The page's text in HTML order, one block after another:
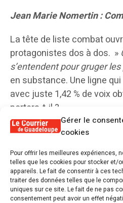
Gérer le
cookies
Pour offrir les meilleures expériences,
telles que les cookies pour stocker et/
appareils. Le fait de consentir à ces
traiter des données telles que le
uniques sur ce site. Le fait de ne pas
consentement peut avoir un effet
Jean Marie Nomertin :
La tête de liste combat
protagonistes dos à dos. »
s’entendent pour gruger
en substance. Une ligne
avec juste 1,42 % de voix
portera-t-il ?
Mélina Seymour : Oui à la
Mélina Seymour ne prend
second tour. Elle appelle
civique afin de vaincre
prochain« .